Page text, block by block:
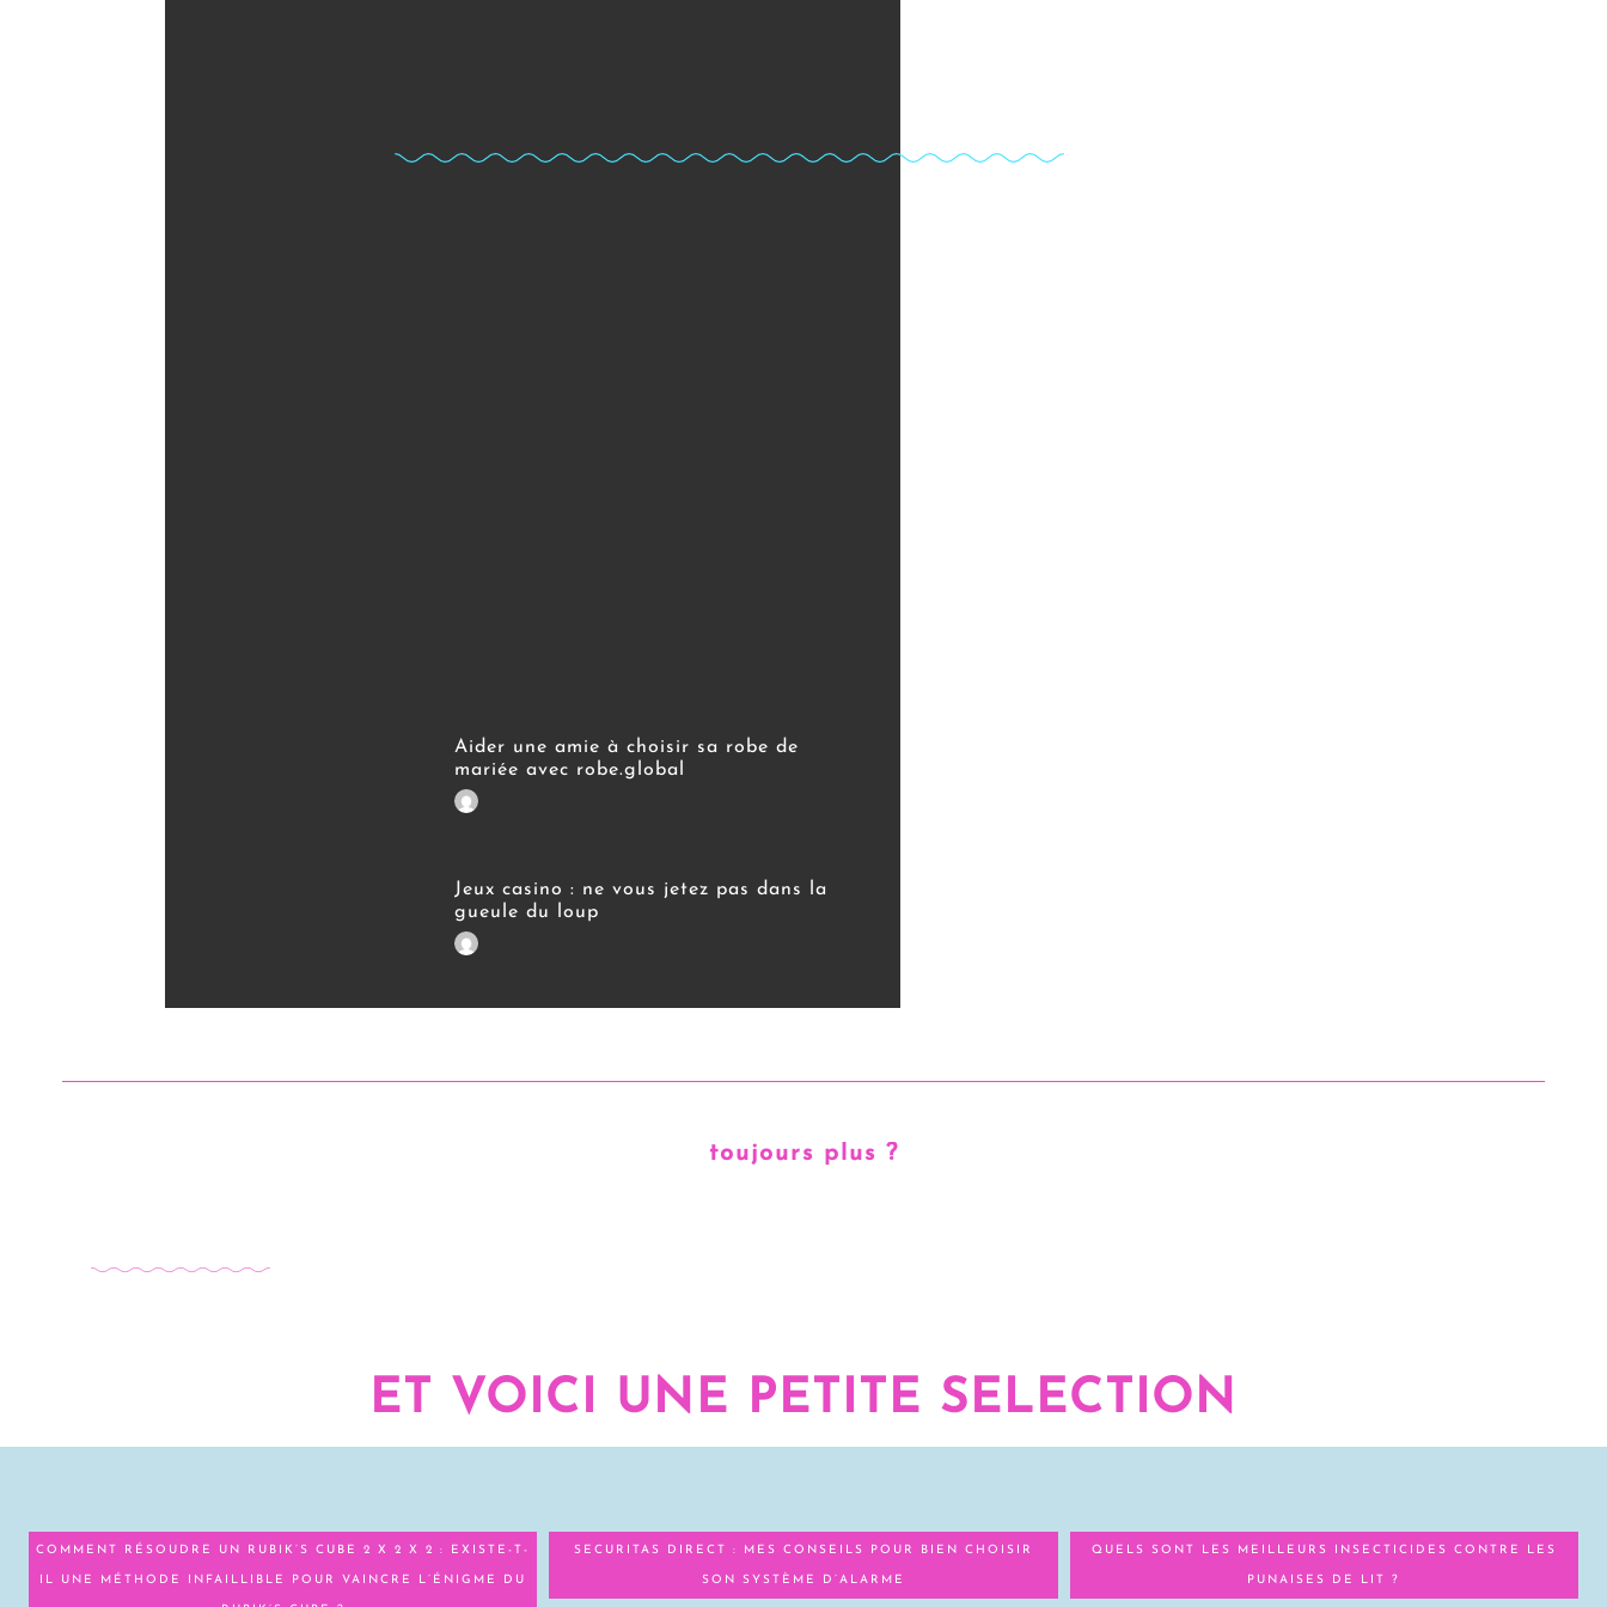
Aider une amie à choisir sa robe de
mariée avec robe.global
Jeux casino : ne vous jetez pas dans la
gueule du loup
toujours plus ?
ET VOICI UNE PETITE SELECTION
COMMENT RÉSOUDRE UN RUBIK’S CUBE 2 X 2 X 2 : EXISTE-T-
IL UNE MÉTHODE INFAILLIBLE POUR VAINCRE L’ÉNIGME DU
SECURITAS DIRECT : MES CONSEILS POUR BIEN CHOISIR
SON SYSTÈME D’ALARME
QUELS SONT LES MEILLEURS INSECTICIDES CONTRE LES
PUNAISES DE LIT ?